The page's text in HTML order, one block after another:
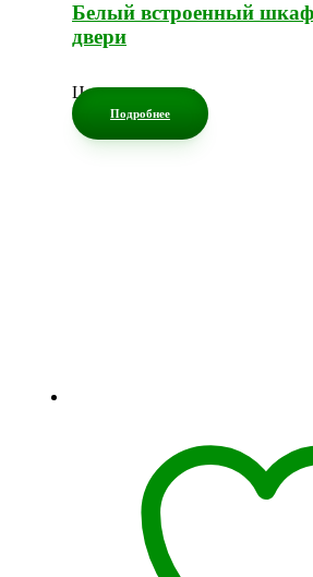
Белый встроенный
двери
Цена по запросу
Подробнее